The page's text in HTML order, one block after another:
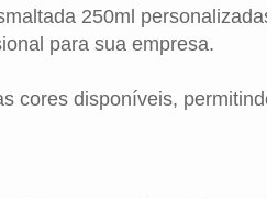
250ml
para sua empresa.
cores disponíveis,